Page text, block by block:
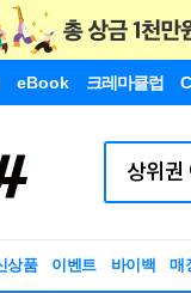
eBook 크레마클럽
상품 이벤트 바이백 매